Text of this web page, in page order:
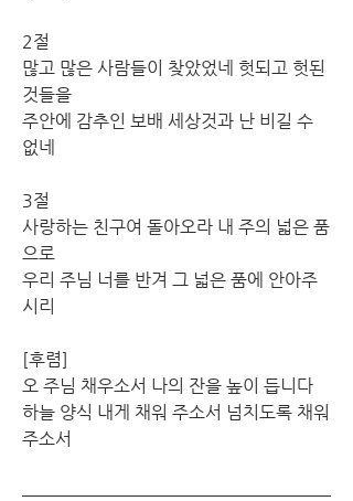
2절
많고 많은 사람들이 찾았었네 헛되고 헛된
것들을
주안에 감추인 보배 세상것과 난 비길 수
없네
3절
사랑하는 친구여 돌아오라 내 주의 넓은 품
으로
우리 주님 너를 반겨 그 넓은 품에 안아주
시리
[후렴]
오 주님 채우소서 나의 잔을 높이 듭니다
하늘 양식 내게 채워 주소서 넘치도록 채워
주소서